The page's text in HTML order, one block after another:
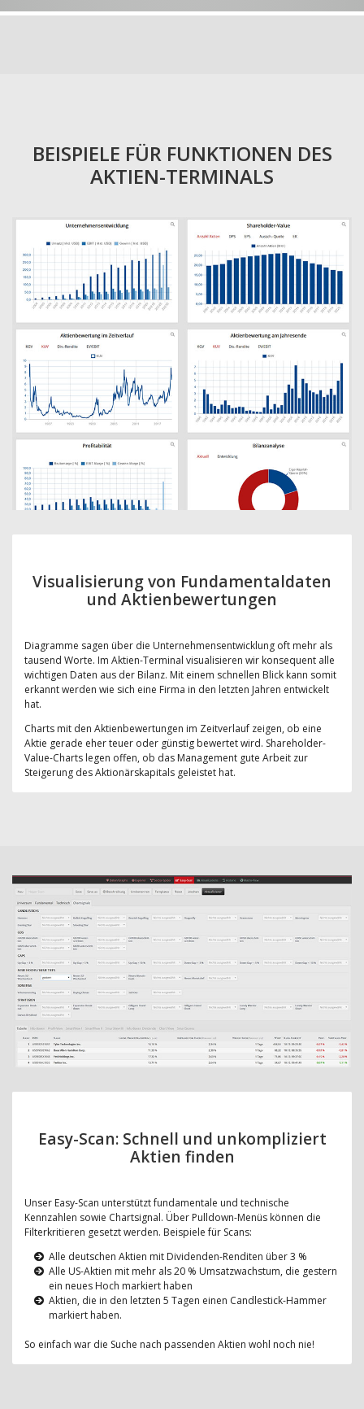
BEISPIELE FÜR FUNKTIONEN DES
AKTIEN-TERMINALS
Visualisierung von Fundamentaldaten
und Aktienbewertungen
Diagramme sagen über die Unternehmensentwicklung oft mehr als
tausend Worte. Im Aktien-Terminal visualisieren wir konsequent alle
wichtigen Daten aus der Bilanz. Mit einem schnellen Blick kann somit
erkannt werden wie sich eine Firma in den letzten Jahren entwickelt
hat.
Charts mit den Aktienbewertungen im Zeitverlauf zeigen, ob eine
Aktie gerade eher teuer oder günstig bewertet wird. Shareholder-
Value-Charts legen offen, ob das Management gute Arbeit zur
Steigerung des Aktionärskapitals geleistet hat.
Easy-Scan: Schnell und unkompliziert
Aktien finden
Unser Easy-Scan unterstützt fundamentale und technische
Kennzahlen sowie Chartsignal. Über Pulldown-Menüs können die
Filterkritieren gesetzt werden. Beispiele für Scans:
Alle deutschen Aktien mit Dividenden-Renditen über 3 %
Alle US-Aktien mit mehr als 20 % Umsatzwachstum, die gestern
ein neues Hoch markiert haben
Aktien, die in den letzten 5 Tagen einen Candlestick-Hammer
markiert haben.
So einfach war die Suche nach passenden Aktien wohl noch nie!